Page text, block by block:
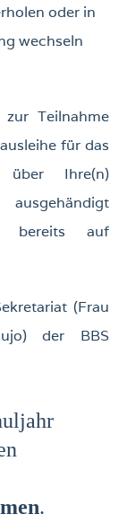
oder in
wechseln
zur Teilnahme
für das
über Ihre(n)
bereits auf
(Frau
der BBS
.